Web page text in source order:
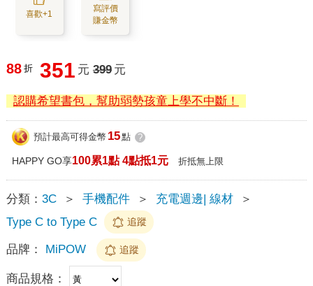
喜歡+1
寫評價
賺金幣
88 折 351 元 399 元
認購希望書包，幫助弱勢孩童上學不中斷！
預計最高可得金幣 15點 ?
HAPPY GO享100累1點 4點抵1元 折抵無上限
分類： 3C ＞ 手機配件 ＞ 充電週邊| 線材
＞
Type C to Type C
追蹤
品牌： MiPOW 追蹤
商品規格：